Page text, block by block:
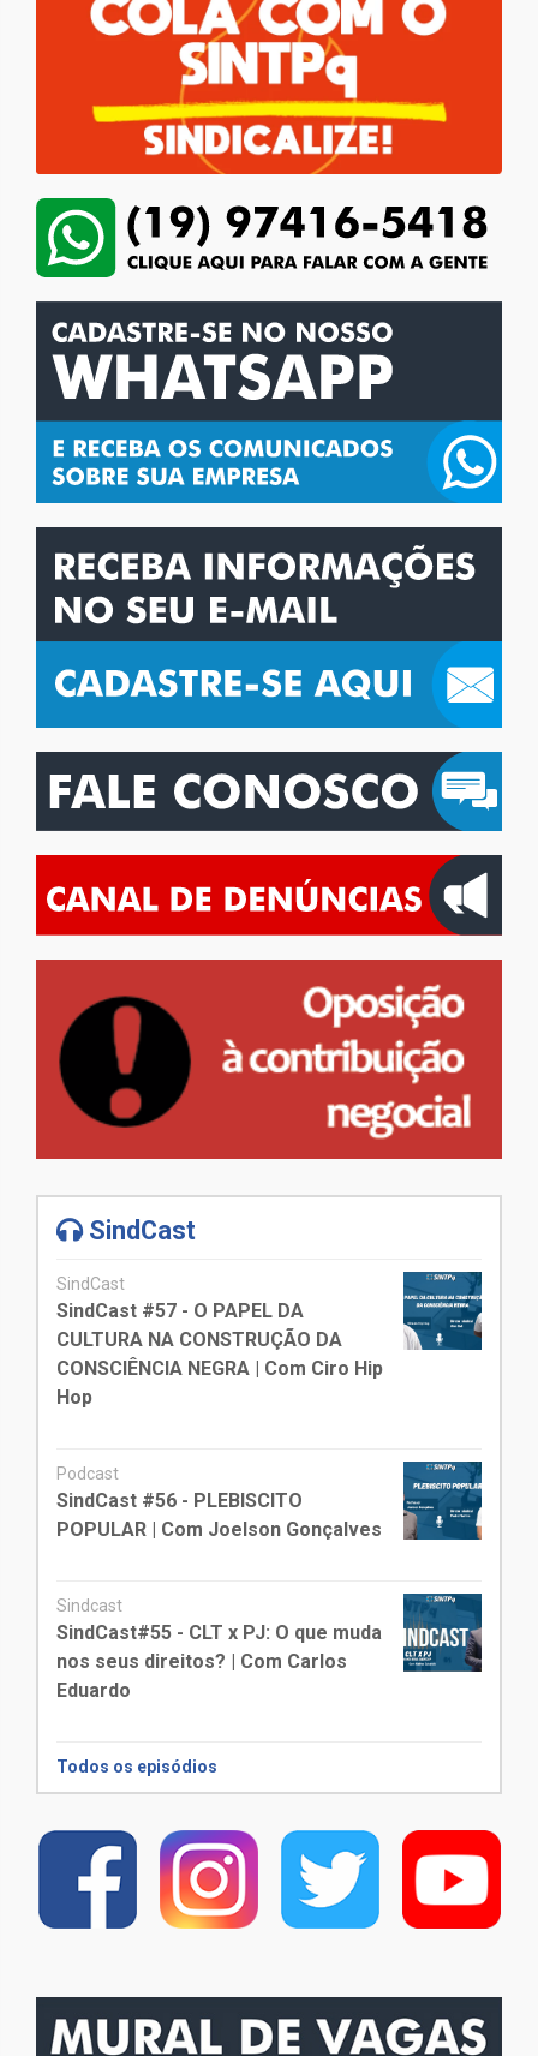
SindCast
SindCast
SindCast #57 - O PAPEL DA
CULTURA NA CONSTRUÇÃO DA
CONSCIÊNCIA NEGRA | Com Ciro Hip
Hop
Podcast
SindCast #56 - PLEBISCITO
POPULAR | Com Joelson Gonçalves
Sindcast
SindCast#55 - CLT x PJ: O que muda
nos seus direitos? | Com Carlos
Eduardo
Todos os episódios